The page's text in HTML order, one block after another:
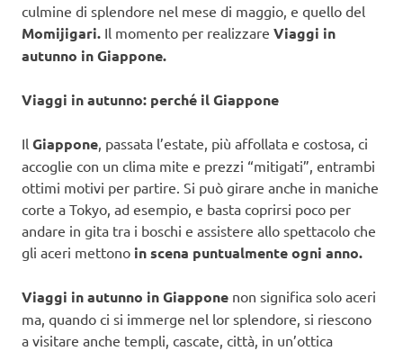
culmine di splendore nel mese di maggio, e quello del
Momijigari. Il momento per realizzare Viaggi in
autunno in Giappone.
Viaggi in autunno: perché il Giappone
Il Giappone, passata l’estate, più affollata e costosa, ci
accoglie con un clima mite e prezzi “mitigati”, entrambi
ottimi motivi per partire. Si può girare anche in maniche
corte a Tokyo, ad esempio, e basta coprirsi poco per
andare in gita tra i boschi e assistere allo spettacolo che
gli aceri mettono in scena puntualmente ogni anno.
Viaggi in autunno in Giappone non significa solo aceri
ma, quando ci si immerge nel lor splendore, si riescono
a visitare anche templi, cascate, città, in un’ottica